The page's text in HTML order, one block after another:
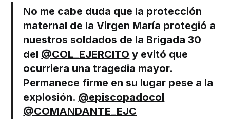
No me cabe duda que la protección
maternal de la Virgen María protegió a
nuestros soldados de la Brigada 30
del @COL_EJERCITO y evitó que
ocurriera una tragedia mayor.
Permanece firme en su lugar pese a la
explosión. @episcopadocol
@COMANDANTE_EJC